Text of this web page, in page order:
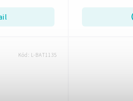
Kód: L-BAT1135